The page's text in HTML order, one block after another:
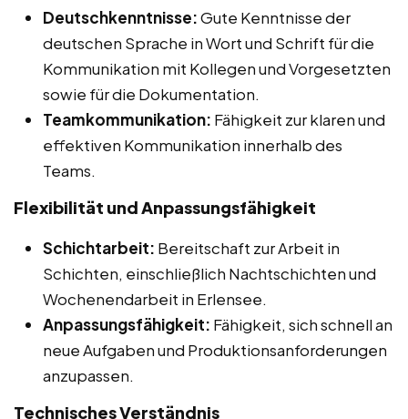
Deutschkenntnisse:Gute Kenntnisse der
deutschen Sprache in Wort und Schrift für die
Kommunikation mit Kollegen und Vorgesetzten
sowie für die Dokumentation.
Teamkommunikation: Fähigkeit zur klaren und
effektiven Kommunikation innerhalb des
Teams.
Flexibilität und Anpassungsfähigkeit
Schichtarbeit: Bereitschaft zur Arbeit in
Schichten, einschließlich Nachtschichten und
Wochenendarbeit in Erlensee.
Anpassungsfähigkeit: Fähigkeit, sich schnell an
neue Aufgaben und Produktionsanforderungen
anzupassen.
Technisches Verständnis